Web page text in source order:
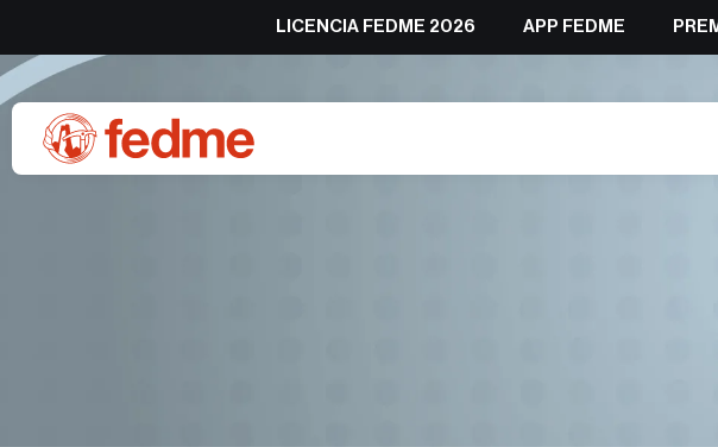
LICENCIA FEDME 2026 APP FEDME
Convocatoria Campeonatos